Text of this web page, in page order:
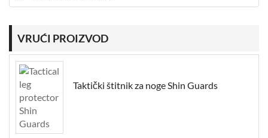
VRUĆI PROIZVOD
Taktički štitnik za noge Shin Guards